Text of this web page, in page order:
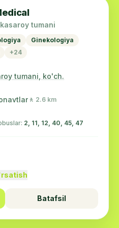
tumani
Ginekologiya
+24
tumani, ko'ch.
🚶 2.6 km
2, 11, 12, 40, 45, 47
Batafsil